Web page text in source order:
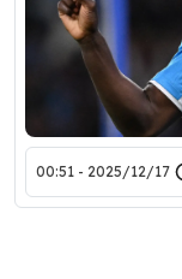
2025/12/17 - 00:51